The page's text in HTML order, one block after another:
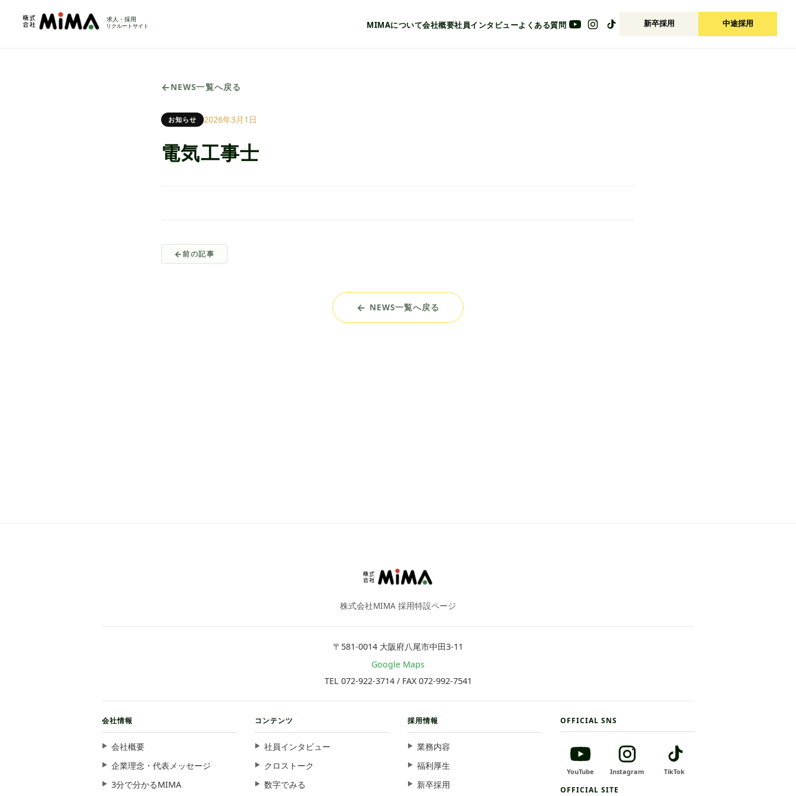
MIMAについて会社概要社員インタビューよくある質問 新卒採用 中途採用
NEWS一覧へ戻る
お知らせ 2026年3月1日
電気工事士
前の記事
NEWS一覧へ戻る
株式会社MIMA 採用特設ページ
〒581-0014 大阪府八尾市中田3-11
Google Maps
TEL 072-922-3714 / FAX 072-992-7541
会社情報
会社概要
企業理念・代表メッセージ
3分で分かるMIMA
コンテンツ
社員インタビュー
クロストーク
数字でみる
採用情報
業務内容
福利厚生
新卒採用
OFFICIAL SNS
YouTube Instagram TikTok
OFFICIAL SITE